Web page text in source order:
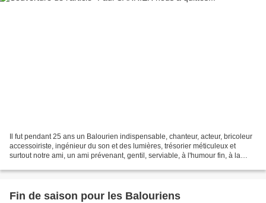
Il fut pendant 25 ans un Balourien indispensable, chanteur, acteur, bricoleur
accessoiriste, ingénieur du son et des lumières, trésorier méticuleux et
surtout notre ami, un ami prévenant, gentil, serviable, à l'humour fin, à la
Fin de saison pour les Balouriens